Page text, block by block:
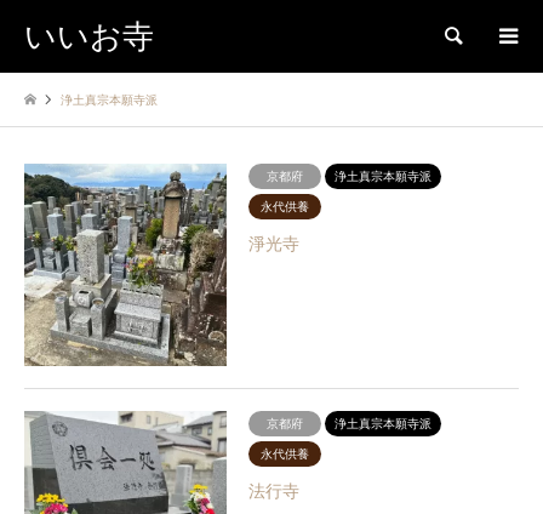
いいお寺 検索
浄土真宗本願寺派
京都府 浄土真宗本願寺派
永代供養
淨光寺
京都府 浄土真宗本願寺派
永代供養
法行寺